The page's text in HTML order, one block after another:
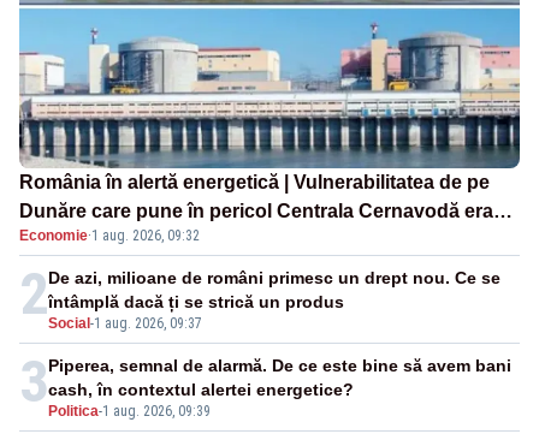
România în alertă energetică | Vulnerabilitatea de pe
Dunăre care pune în pericol Centrala Cernavodă era
cunoscută de pe vremea lui Ceaușescu
Economie·1 aug. 2026, 09:32
2Social -1 aug. 2026, 09:37
De azi, milioane de români primesc un drept nou. Ce se
întâmplă dacă ți se strică un produs
3 Politica-1 aug. 2026, 09:39
Piperea, semnal de alarmă. De ce este bine să avem bani
cash, în contextul alertei energetice?